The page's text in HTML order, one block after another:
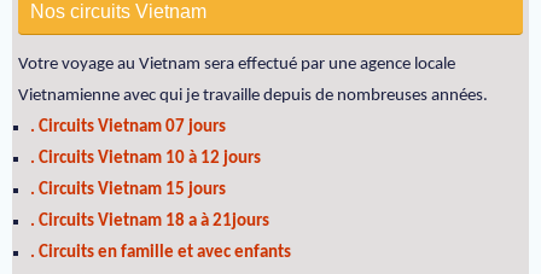
Nos circuits Vietnam
Votre voyage au Vietnam sera effectué par une agence locale
Vietnamienne avec qui je travaille depuis de nombreuses années.
. Circuits Vietnam 07 jours
. Circuits Vietnam 10 à 12 jours
. Circuits Vietnam 15 jours
. Circuits Vietnam 18 a à 21jours
. Circuits en famille et avec enfants